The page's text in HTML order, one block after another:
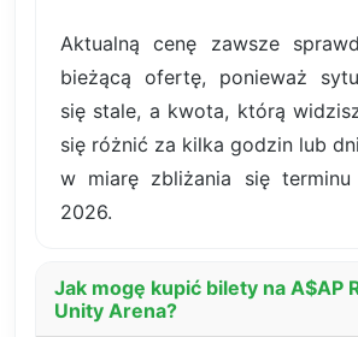
Aktualną cenę zawsze
bieżącą ofertę, ponieważ
się stale, a kwota, którą
się różnić za kilka godzin lub
w miarę zbliżania się
2026.
Jak mogę kupić bilety na A$AP
Unity Arena?